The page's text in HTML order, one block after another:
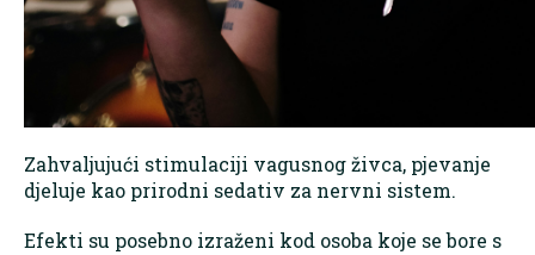
Zahvaljujući stimulaciji vagusnog živca, pjevanje
djeluje kao prirodni sedativ za nervni sistem.
Efekti su posebno izraženi kod osoba koje se bore s